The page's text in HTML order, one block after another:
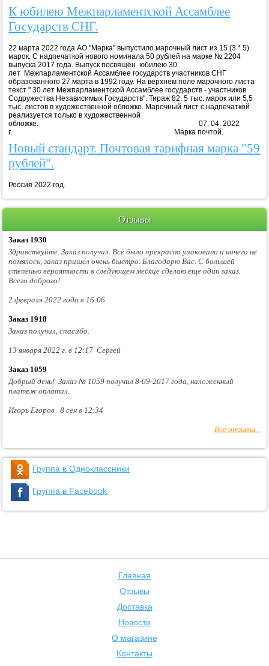
К юбилею Межпарламентской Ассамблее
Государств СНГ.
22 марта 2022 года АО "Марка" выпустило марочный лист из 15 (3 * 5)
марок. С надпечаткой нового номинала 50 рублей на марке № 2204
выпуска 2017 года. Выпуск посвящён юбилею 30
лет Межпарламентской Ассамблее государств участников СНГ
образованного 27 марта в 1992 году. На верхнем поле марочного листа
текст " 30 лет Межпарламентской Ассамблее государств - участников
Содружества Независимых Государств". Тираж 82, 5 тыс. марок или 5,5
тыс. листов в художественной обложке. Марочный лист с надпечаткой
реализуется только в художественной
обложке. 07. 04. 2022
г. Марка почтой.
Новый стандарт. Почтовая тарифная марка "59
рублей".
Россия 2022 год.
Отзывы
Заказ 1930
Здравствуйте. Заказ получил. Всё было прекрасно упаковано и ничего не
помялось, заказ пришёл очень быстро. Благодарю Вас. С большей
степенью вероятности в следующем месяце сделаю еще один заказ.
Всего доброго!
2 февраля 2022 года в 16:06
Заказ 1918
Заказ получил, спасибо.
13 января 2022 г. в 12:17 Сергей
Заказ 1059
Добрый день! Заказ № 1059 получил 8-09-2017 года, наложенный
платеж оплатил.
Игорь Егоров 8 сен в 12:34
Все отзывы...
Группа в Одноклассники
Группа в Facebook
Главная
Отзывы
Доставка
Новости
О магазине
Контакты